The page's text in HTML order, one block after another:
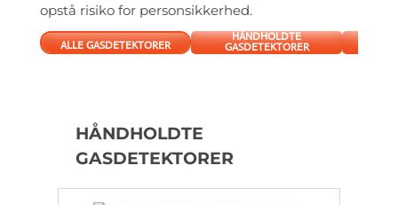
opstå risiko for personsikkerhed.
ALLE GASDETEKTORER
HÅNDHOLDTE
GASDETEKTORER
HÅNDHOLDTE
GASDETEKTORER